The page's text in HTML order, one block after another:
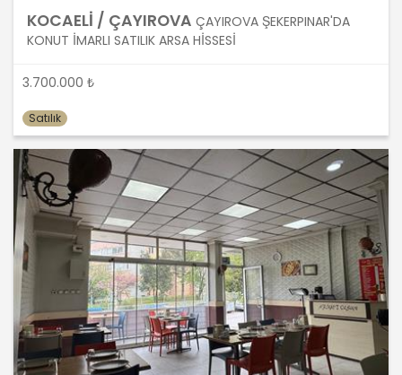
Süre Kadar Muhafaza Etme
GAYRİMENKUL SATIŞ VE PAZARLAMA
maddesine ve KVK Kanunu’nun 4. ve 7.
maddelerine uygun olarak; işledikleri
kişisel verileri, yalnızca ilgili mevzuat
ve kanunlarda öngörülen veya kişisel
veri işleme amacının gerektirdiği süre
kadar muhafaza edecektir.
MASTERTURK FRANCHİSİNG
GAYRİMENKUL SATIŞ VE PAZARLAMA
A.Ş. öncelikle ilgili mevzuatta kişisel
verilerin saklanması için bir süre
öngörülüp öngörülmediğini tespit
edecek, bir süre belirlenmişse bu
süreye uygun davranacak, bir süre
belirlenmemişse kişisel verileri
KOCAELİ / ÇAYIROVA ÇAYIROVA ŞEKERPINAR'DA
KONUT İMARLI SATILIK ARSA HİSSESİ
3.700.000 ₺
Satılık